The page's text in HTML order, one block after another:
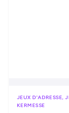
JEUX D'ADRESSE,
KERMESSE